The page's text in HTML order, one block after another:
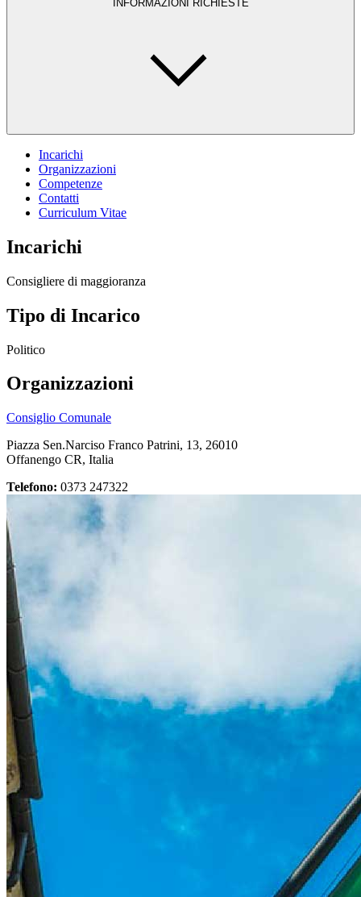
INFORMAZIONI RICHIESTE
Incarichi
Organizzazioni
Competenze
Contatti
Curriculum Vitae
Incarichi
Consigliere di maggioranza
Tipo di Incarico
Politico
Organizzazioni
Consiglio Comunale
Piazza Sen.Narciso Franco Patrini, 13, 26010
Offanengo CR, Italia
Telefono: 0373 247322